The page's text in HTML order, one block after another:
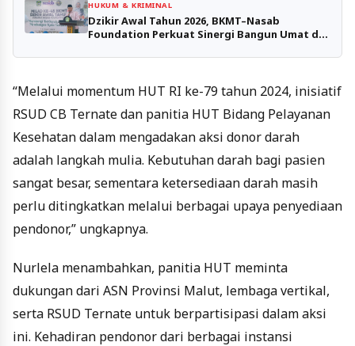
HUKUM & KRIMINAL
Dzikir Awal Tahun 2026, BKMT–Nasab
Foundation Perkuat Sinergi Bangun Umat di
“Melalui momentum HUT RI ke-79 tahun 2024, inisiatif
RSUD CB Ternate dan panitia HUT Bidang Pelayanan
Kesehatan dalam mengadakan aksi donor darah
adalah langkah mulia. Kebutuhan darah bagi pasien
sangat besar, sementara ketersediaan darah masih
perlu ditingkatkan melalui berbagai upaya penyediaan
pendonor,” ungkapnya.
Nurlela menambahkan, panitia HUT meminta
dukungan dari ASN Provinsi Malut, lembaga vertikal,
serta RSUD Ternate untuk berpartisipasi dalam aksi
ini. Kehadiran pendonor dari berbagai instansi